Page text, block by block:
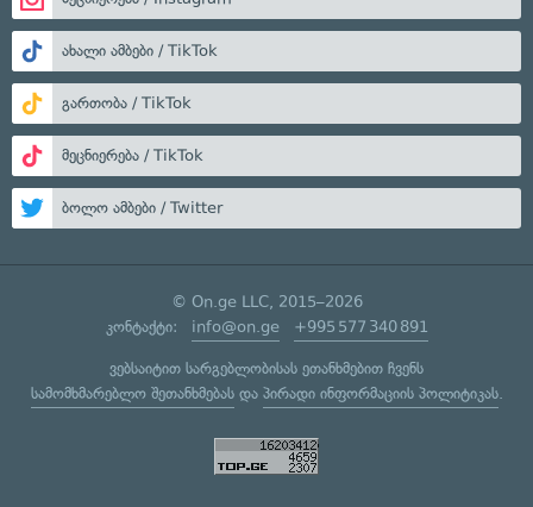
ახალი ამბები / TikTok
გართობა / TikTok
მეცნიერება / TikTok
ბოლო ამბები / Twitter
© On.ge LLC, 2015–2026
კონტაქტი: info@on.ge +995 577 340 891
ვებსაიტით სარგებლობისას ეთანხმებით ჩვენს
სამომხმარებლო შეთანხმებასდა პირადი ინფორმაციის პოლიტიკას.